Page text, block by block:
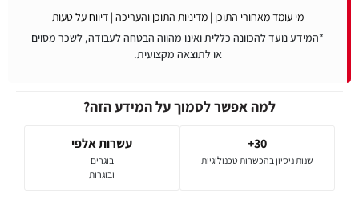
מי עומד מאחורי התוכן |מדיניות התוכן והעריכה |דיווח על טעות
*המידע נועד להכוונה כללית ואינו מהווה הבטחה לעבודה, לשכר מסוים
או לתוצאה מקצועית.
למה אפשר לסמוך על המידע הזה?
30+
שנות ניסיון בהכשרות טכנולוגיות
עשרות אלפי
בוגרים
ובוגרות